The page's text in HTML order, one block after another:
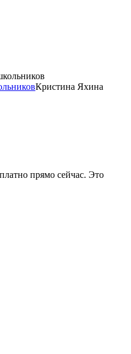
Кристина Яхина
прямо сейчас. Это